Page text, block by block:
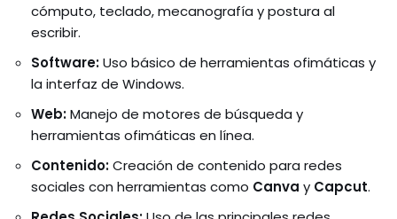
cómputo, teclado, mecanografía y postura al
escribir.
Software:Uso básico de herramientas ofimáticas y
la interfaz de Windows.
Web:Manejo de motores de búsqueda y
herramientas ofimáticas en línea.
Contenido:Creación de contenido para redes
sociales con herramientas como Canva y Capcut.